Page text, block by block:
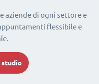
aziende di ogni settore e
flessibile e
studio